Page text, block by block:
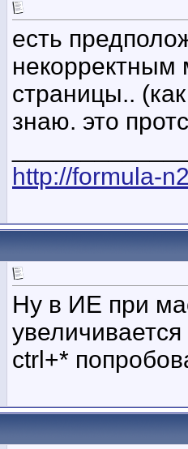
есть
некорректным
страницы..
знаю. это
http://formula-
Ну в ИЕ при
ctrl+*